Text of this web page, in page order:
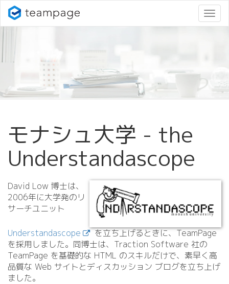
ナ
ビ
モナシュ大学 - the
Understandascope
David Low 博士は、
2006年に大学発のリ
サーチユニット
Understandascope
を立ち上げるときに、TeamPage
を採用しました。同博士は、Traction Software 社の
TeamPage を基礎的な HTML のスキルだけで、素早く高
品質な Web サイトとディスカッション ブログを立ち上げ
ました。